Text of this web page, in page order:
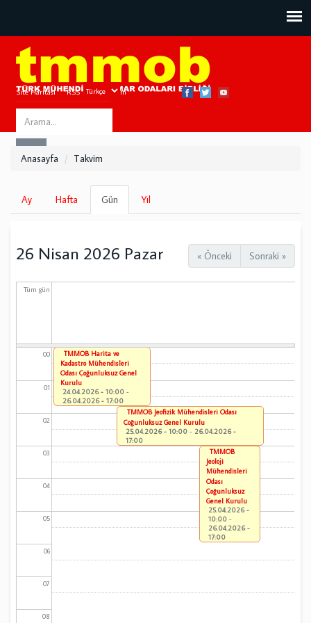
Site Haritası RSS Bize Ulaşın
Search
this
Anasayfa Takvim
Birincil
sekmeler
Ay Hafta Gün
sekme)
Yıl
« Önceki Sonraki »
26 Nisan 2026 Pazar
Tüm gün
00
01
02
03
04
05
06
07
08
TMMOB Harita ve
Kadastro Mühendisleri
Odası Çoğunluksuz Genel
Kurulu
24.04.2026 - 10:00 -
26.04.2026 - 17:00
TMMOB Jeofizik Mühendisleri Odası
Çoğunluksuz Genel Kurulu
25.04.2026 - 10:00- 26.04.2026 -
17:00
TMMOB
Jeoloji
Mühendisleri
Odası
Çoğunluksuz
Genel Kurulu
25.04.2026 -
10:00 -
26.04.2026 -
17:00